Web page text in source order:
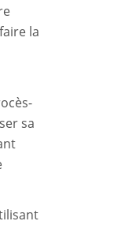
la
sa